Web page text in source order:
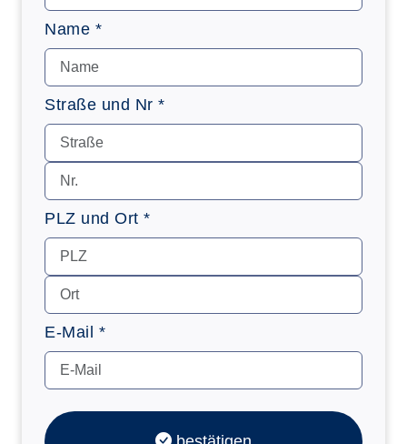
Name *
Straße und Nr *
PLZ und Ort *
E-Mail *